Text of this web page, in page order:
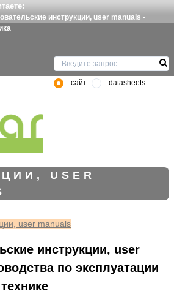
инструкции, user manuals -
сайт datasheets
USER
user manuals
инструкции, user
по эксплуатации